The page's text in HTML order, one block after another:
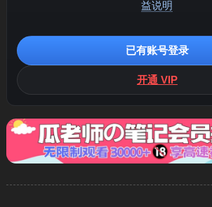
益说明
已有账号登录
开通 VIP